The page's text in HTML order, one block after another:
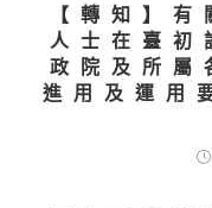
【轉知】
人士在臺初
政院及所屬
進用及運用